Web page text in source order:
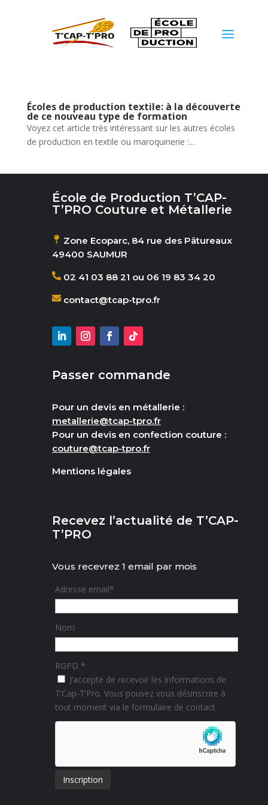
Écoles de production textile: à la découverte
de ce nouveau type de formation
Voyez cet article très intéressant sur les autres écoles
de production en textile ou maroquinerie :...
École de Production T’CAP-
T’PRO Couture et Métallerie
Zone Ecoparc, 84 rue des Pâtureaux
49400 SAUMUR
02 41 03 88 21 ou 06 19 83 34 20
contact@tcap-tpro.fr
Passer commande
Pour un devis en métallerie :
metallerie@tcap-tpro.fr
Pour un devis en confection couture :
couture@tcap-tpro.fr
Mentions légales
Recevez l’actualité de T’CAP-
T’PRO
Vous recevrez 1 email par mois
Adresse email*
Nom
RGPD *
J’accepte de recevoir les informations de
T’Cap-T’Pro. Vous pouvez vous désinscrire à
tout moment via le formulaire de contact.